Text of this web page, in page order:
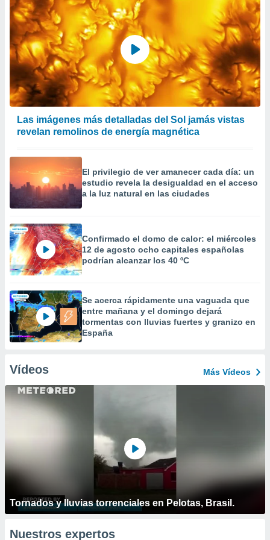
Las imágenes más detalladas del Sol jamás vistas
revelan remolinos de energía magnética
El privilegio de ver amanecer cada día: un
estudio revela la desigualdad en el acceso
a la luz natural en las ciudades
Confirmado el domo de calor: el miércoles
12 de agosto ocho capitales españolas
podrían alcanzar los 40 ºC
Se acerca rápidamente una vaguada que
entre mañana y el domingo dejará
tormentas con lluvias fuertes y granizo en
España
Vídeos Más Vídeos
Tornados y lluvias torrenciales en Pelotas, Brasil.
Nuestros expertos